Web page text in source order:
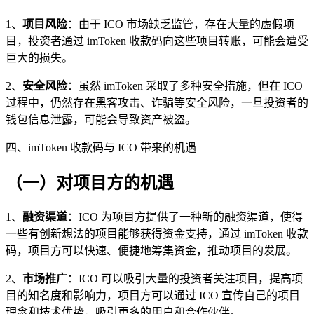
1、 项目风险：由于 ICO 市场缺乏监管，存在大量的虚假项
目，投资者通过 imToken 收款码向这些项目转账，可能会遭受
巨大的损失。
2、 安全风险：虽然 imToken 采取了多种安全措施，但在 ICO
过程中，仍然存在黑客攻击、诈骗等安全风险，一旦投资者的
钱包信息泄露，可能会导致资产被盗。
四、imToken 收款码与 ICO 带来的机遇
（一）对项目方的机遇
1、 融资渠道：ICO 为项目方提供了一种新的融资渠道，使得
一些有创新想法的项目能够获得资金支持，通过 imToken 收款
码，项目方可以快速、便捷地筹集资金，推动项目的发展。
2、 市场推广：ICO 可以吸引大量的投资者关注项目，提高项
目的知名度和影响力，项目方可以通过 ICO 宣传自己的项目